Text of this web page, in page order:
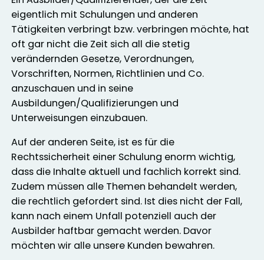
eigentlich mit Schulungen und anderen
Tätigkeiten verbringt bzw. verbringen möchte, hat
oft gar nicht die Zeit sich all die stetig
verändernden Gesetze, Verordnungen,
Vorschriften, Normen, Richtlinien und Co.
anzuschauen und in seine
Ausbildungen/Qualifizierungen und
Unterweisungen einzubauen.
Auf der anderen Seite, ist es für die
Rechtssicherheit einer Schulung enorm wichtig,
dass die Inhalte aktuell und fachlich korrekt sind.
Zudem müssen alle Themen behandelt werden,
die rechtlich gefordert sind. Ist dies nicht der Fall,
kann nach einem Unfall potenziell auch der
Ausbilder haftbar gemacht werden. Davor
möchten wir alle unsere Kunden bewahren.